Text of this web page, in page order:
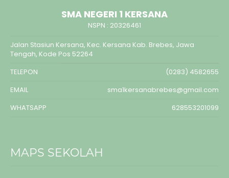
SMA NEGERI 1 KERSANA
NSPN : 20326461
Jalan Stasiun Kersana, Kec. Kersana Kab. Brebes, Jawa
Tengah, Kode Pos 52264
TELEPON
(0283) 4582655
EMAIL
sma1kersanabrebes@gmail.com
WHATSAPP
628553201099
MAPS SEKOLAH